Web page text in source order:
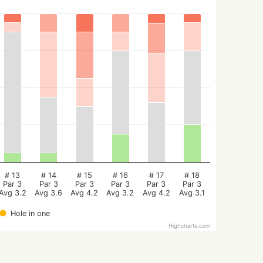
Hole in one
# 13
Par 3
3.2
# 14
Par 3
Avg 3.6
# 15
Par 3
Avg 4.2
# 16
Par 3
Avg 3.2
# 17
Par 3
Avg 4.2
# 18
Par 3
Avg 3.1
Highcharts.com